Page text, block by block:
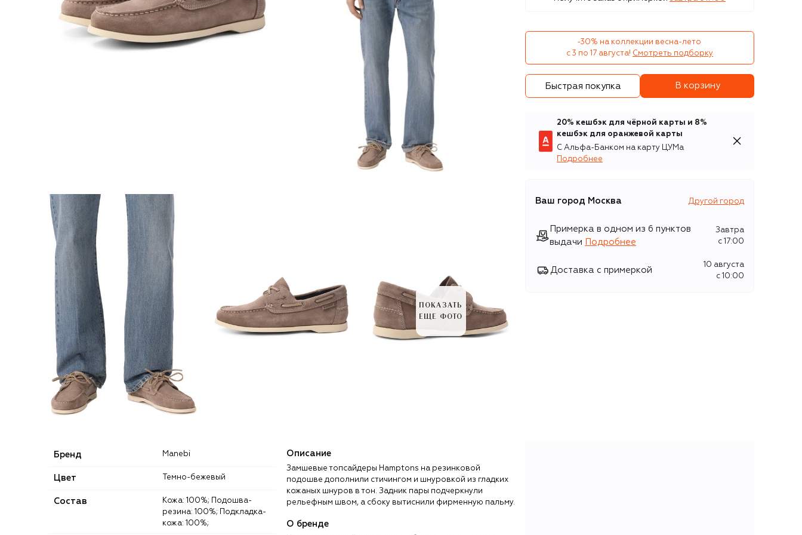
ПОКАЗАТЬ
ЕЩЕ ФОТО
-30% на коллекции весна-лето
с 3 по 17 августа! Смотреть подборку
Быстрая покупка В корзину
20% кешбэк для чёрной карты и 8%
кешбэк для оранжевой карты
С Альфа-Банком на карту ЦУМа
Подробнее
Ваш город Москва Другой город
Примерка в одном из 6 пунктов
выдачи
Подробнее
Завтра
c 17:00
Доставка с примеркой
10 августа
c 10:00
Бренд Manebi
Цвет Темно-бежевый
Состав
Кожа: 100%; Подошва-
резина: 100%; Подкладка-
кожа: 100%;
Описание
Замшевые топсайдеры Hamptons на резинковой
подошве дополнили стичингом и шнуровкой из гладких
кожаных шнуров в тон. Задник пары подчеркнули
рельефным швом, а сбоку вытиснили фирменную пальму.
О бренде